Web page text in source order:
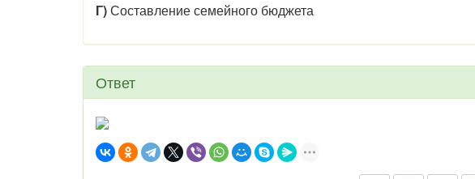
Г)Составление семейного бюджета
Ответ